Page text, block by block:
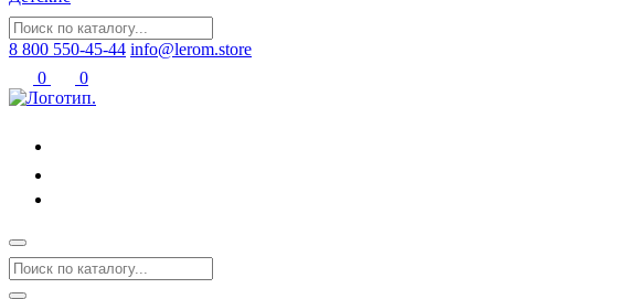
8 800 550-45-44 info@lerom.store
0
0